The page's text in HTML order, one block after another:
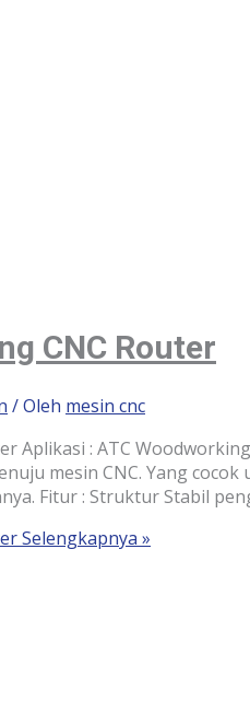
CNC Router
/ Oleh mesin cnc
Aplikasi : ATC
mesin CNC. Yang
Fitur : Struktur Stabil
Selengkapnya »